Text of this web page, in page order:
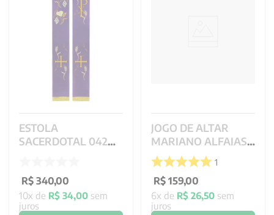
ESTOLA
SACERDOTAL 042
R$ 340,00
10x de R$ 34,00 sem
juros
JOGO DE ALTAR
MARIANO ALFAIAS
REF 15.20/1009 -
16X16CM
1
R$ 159,00
6x de R$ 26,50 sem
juros